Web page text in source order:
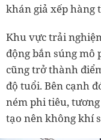
khán giả xếp hàng
Khu vực trải
động bắn súng mô
cũng trở thành
độ tuổi. Bên cạnh
ném phi tiêu,
tạo nên không khí